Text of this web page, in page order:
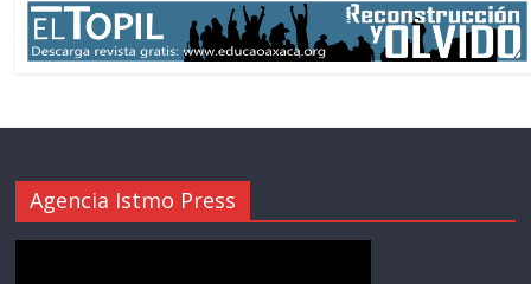
Agencia Istmo Press